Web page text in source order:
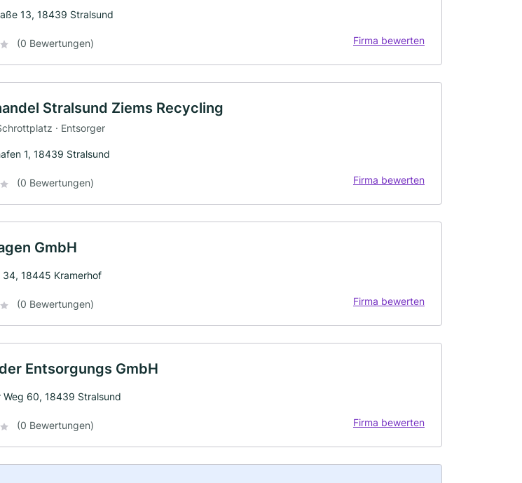
13, 18439 Stralsund
(0 Bewertungen) Firma bewerten
Stralsund Ziems Recycling
· Entsorger
1, 18439 Stralsund
(0 Bewertungen) Firma bewerten
GmbH
34, 18445 Kramerhof
(0 Bewertungen) Firma bewerten
Entsorgungs GmbH
Weg 60, 18439 Stralsund
(0 Bewertungen) Firma bewerten